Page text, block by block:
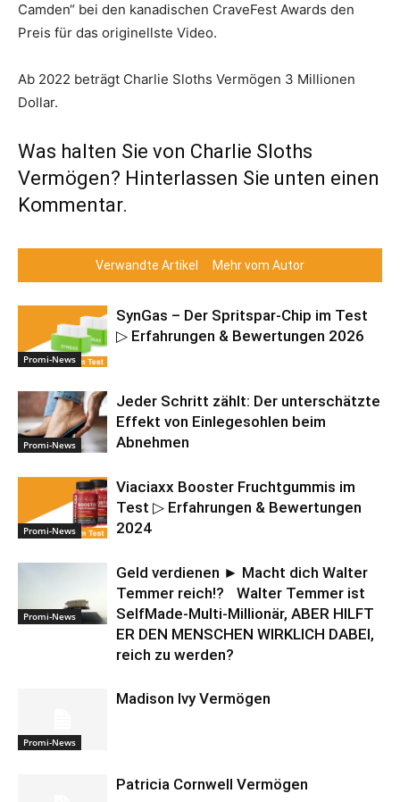
Camden“ bei den kanadischen CraveFest Awards den
Preis für das originellste Video.
Ab 2022 beträgt Charlie Sloths Vermögen 3 Millionen
Dollar.
Was halten Sie von Charlie Sloths
Vermögen? Hinterlassen Sie unten einen
Kommentar.
Verwandte Artikel Mehr vom Autor
Promi-News
SynGas – Der Spritspar-Chip im Test
▷ Erfahrungen & Bewertungen 2026
Promi-News
Jeder Schritt zählt: Der unterschätzte
Effekt von Einlegesohlen beim
Abnehmen
Promi-News
Viaciaxx Booster Fruchtgummis im
Test ▷ Erfahrungen & Bewertungen
2024
Promi-News
Geld verdienen ► Macht dich Walter
Temmer reich!? Walter Temmer ist
SelfMade-Multi-Millionär, ABER HILFT
ER DEN MENSCHEN WIRKLICH DABEI,
reich zu werden?
Promi-News
Madison Ivy Vermögen
Patricia Cornwell Vermögen